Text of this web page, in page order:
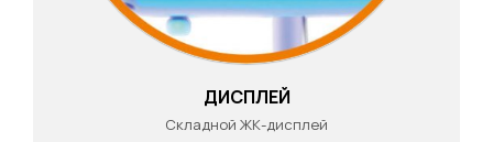
ДИСПЛЕЙ
Складной ЖК-дисплей